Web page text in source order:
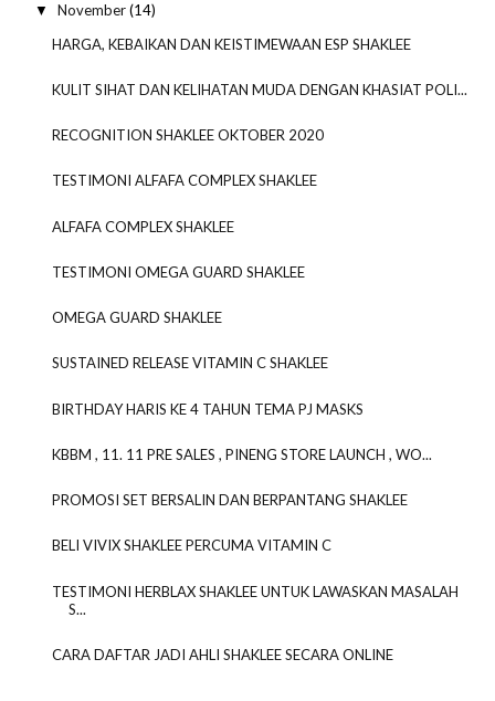
▼ November(14)
HARGA, KEBAIKAN DAN KEISTIMEWAAN ESP SHAKLEE
KULIT SIHAT DAN KELIHATAN MUDA DENGAN KHASIAT POLI...
RECOGNITION SHAKLEE OKTOBER 2020
TESTIMONI ALFAFA COMPLEX SHAKLEE
ALFAFA COMPLEX SHAKLEE
TESTIMONI OMEGA GUARD SHAKLEE
OMEGA GUARD SHAKLEE
SUSTAINED RELEASE VITAMIN C SHAKLEE
BIRTHDAY HARIS KE 4 TAHUN TEMA PJ MASKS
KBBM , 11. 11 PRE SALES , PINENG STORE LAUNCH , WO...
PROMOSI SET BERSALIN DAN BERPANTANG SHAKLEE
BELI VIVIX SHAKLEE PERCUMA VITAMIN C
TESTIMONI HERBLAX SHAKLEE UNTUK LAWASKAN MASALAH
S...
CARA DAFTAR JADI AHLI SHAKLEE SECARA ONLINE